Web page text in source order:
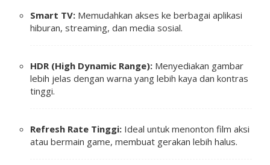
Smart TV: Memudahkan akses ke berbagai aplikasi
hiburan, streaming, dan media sosial.
HDR (High Dynamic Range): Menyediakan gambar
lebih jelas dengan warna yang lebih kaya dan kontras
tinggi.
Refresh Rate Tinggi: Ideal untuk menonton film aksi
atau bermain game, membuat gerakan lebih halus.